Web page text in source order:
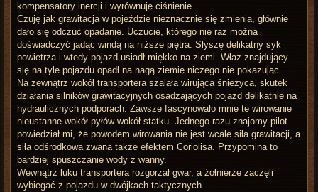
kompensatory inercji i wyrównuję ciśnienie.
Czuję jak grawitacja w pojeździe nieznacznie się zmienia, głównie
dało się odczuć opadanie. Uczucie, którego nie raz można
doświadczyć jadąc windą na niższe piętra. Słyszę delikatny syk
powietrza i wtedy pojazd usiadł miękko na ziemi. Właz znajdujący
się na tyle pojazdu opadł na nagą ziemię niczego nie pokazując.
Na zewnątrz wokół transportera szalała wirująca śnieżyca, skutek
działania silników grawitacyjnych osadzających pojazd delikatnie na
hydraulicznych podporach. Zawsze fascynowało mnie te wirowanie
nieustanne wokół pyłów wokół statku. Jednego razu znajomy pilot
powiedział mi, że powodem wirowania nie jest wcale siła grawitacji, a
siła odśrodkowa zwana także efektem Coriolisa. Przypomina to
bardziej spuszczanie wody z wanny.
Wewnątrz luku transportera rozgorzał gwar, a żołnierze zaczęli
wybiegać z pojazdu w dwójkach taktycznych.